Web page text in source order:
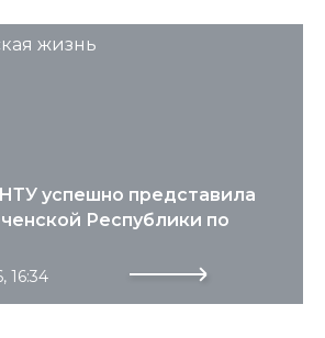
жизнь
16:34
успешно представила
Республики по